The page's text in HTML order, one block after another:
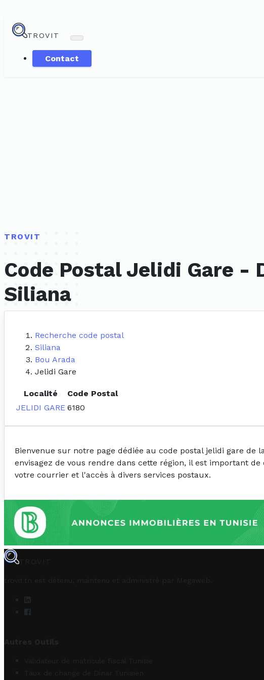
TROVIT
Contact
TROVIT
Code Postal Jelidi Gare -
Siliana
Recherche code postal
Siliana
Bou Arada
Jelidi Gare
Localité
Code Postal
JELIDI GARE 6180
Bienvenue sur notre page dédiée au code postal jelidi gare de
envisagez de vous rendre dans cette région, il est important
votre courrier et l'accès à divers services postaux.
TROVIT
trovit.tn est détenu, maintenu et administré par Megaweb
Autres Outils
Validateur de matricule fiscal Tunisie
Taux de change de Dinar Tunisien